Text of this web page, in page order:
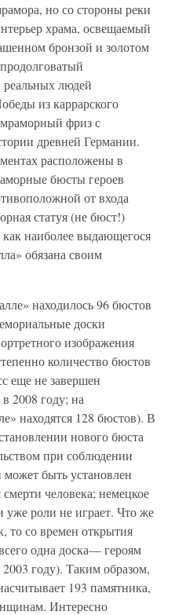
но со стороны реки
храма, освещаемый
бронзой и золотом
людей
из каррарского
фриз с
древней Германии.
расположены в
бюсты героев
от входа
статуя (не бюст!)
наиболее выдающегося
обязана своим
находилось 96 бюстов
доски
изображения
количество бюстов
еще не завершен
2008 году; на
находятся 128 бюстов). В
нового бюста
при соблюдении
быть установлен
человека; немецкое
уже роли не играет. Что же
то со времен открытия
одна доска— героям
году). Таким образом,
193 памятника,
Интересно